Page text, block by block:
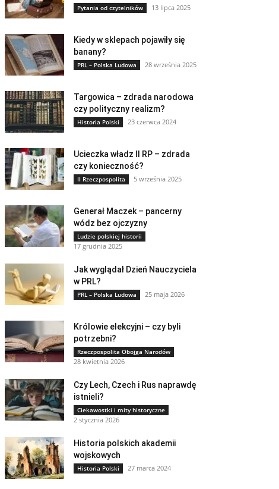
Pytania od czytelników 13 lipca 2025
Kiedy w sklepach pojawiły się
banany?
PRL – Polska Ludowa 28 września 2025
Targowica – zdrada narodowa
czy polityczny realizm?
Historia Polski 23 czerwca 2024
Ucieczka władz II RP – zdrada
czy konieczność?
II Rzeczpospolita 5 września 2025
Generał Maczek – pancerny
wódz bez ojczyzny
Ludzie polskiej historii
17 grudnia 2025
Jak wyglądał Dzień Nauczyciela
w PRL?
PRL – Polska Ludowa 25 maja 2026
Królowie elekcyjni – czy byli
potrzebni?
Rzeczpospolita Obojga Narodów
28 kwietnia 2026
Czy Lech, Czech i Rus naprawdę
istnieli?
Ciekawostki i mity historyczne
2 stycznia 2026
Historia polskich akademii
wojskowych
Historia Polski 27 marca 2024